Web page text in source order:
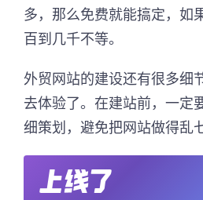
多，那么免费就能搞定，如
百到几千不等。
外贸网站的建设还有很多细
去体验了。在建站前，一定
细策划，避免把网站做得乱